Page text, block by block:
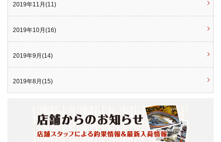
2019年11月(11)
2019年10月(16)
2019年9月(14)
2019年8月(15)